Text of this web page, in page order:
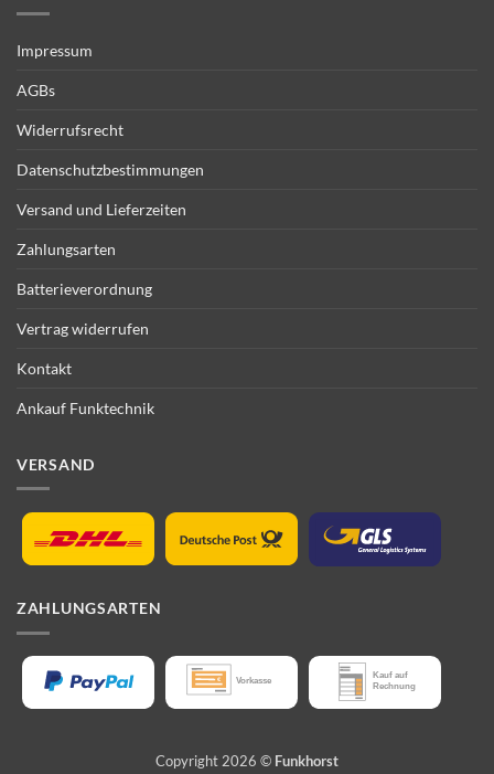
Impressum
AGBs
Widerrufsrecht
Datenschutzbestimmungen
Versand und Lieferzeiten
Zahlungsarten
Batterieverordnung
Vertrag widerrufen
Kontakt
Ankauf Funktechnik
VERSAND
ZAHLUNGSARTEN
Copyright 2026 © Funkhorst